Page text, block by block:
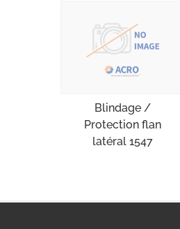
Blindage /
Protection flan
latéral 1547